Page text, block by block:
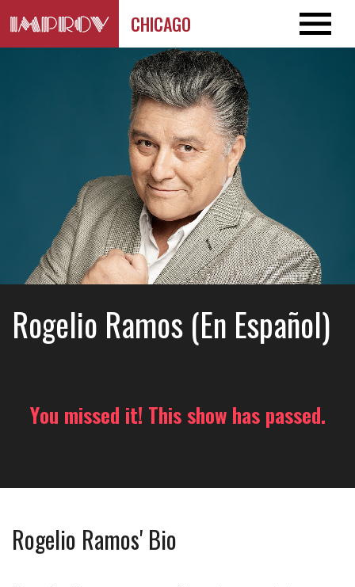
CHICAGO
Rogelio Ramos (En Español)
You missed it! This show has passed.
Rogelio Ramos' Bio